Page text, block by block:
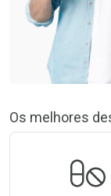
Os melhores